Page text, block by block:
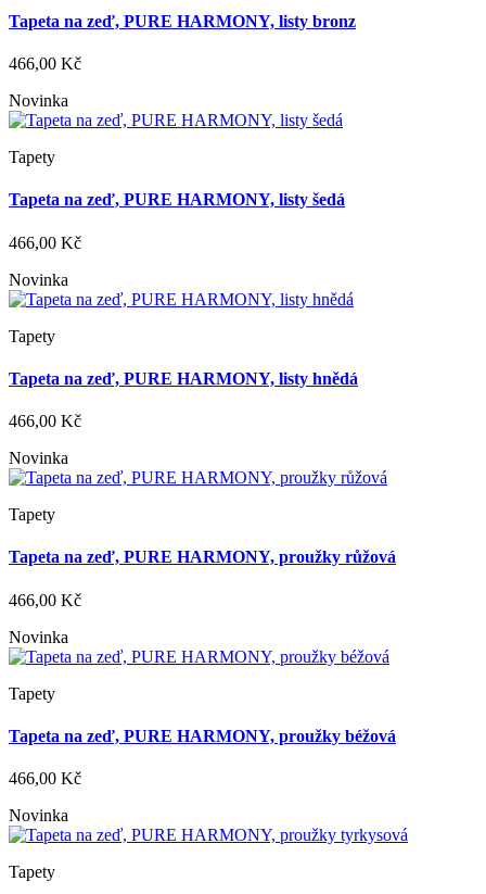
Tapeta na zeď, PURE HARMONY, listy bronz
466,00 Kč
Novinka
Tapety
Tapeta na zeď, PURE HARMONY, listy šedá
466,00 Kč
Novinka
Tapety
Tapeta na zeď, PURE HARMONY, listy hnědá
466,00 Kč
Novinka
Tapety
Tapeta na zeď, PURE HARMONY, proužky růžová
466,00 Kč
Novinka
Tapety
Tapeta na zeď, PURE HARMONY, proužky béžová
466,00 Kč
Novinka
Tapety